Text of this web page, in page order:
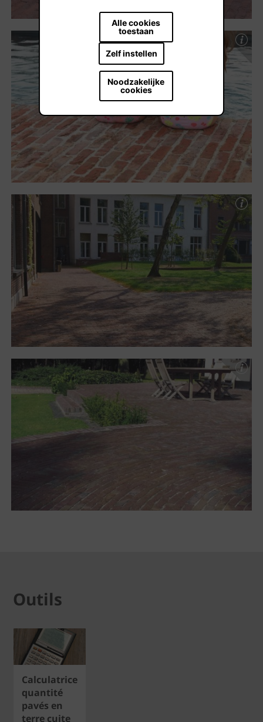
Alle cookies
toestaan
Zelf instellen
Noodzakelijke
cookies
Outils
Calculatrice
quantité
pavés en
terre cuite